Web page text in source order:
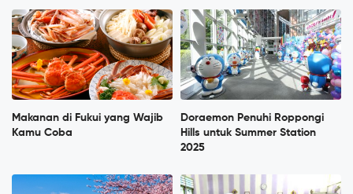
Makanan di Fukui yang Wajib
Kamu Coba
Doraemon Penuhi Roppongi
Hills untuk Summer Station
2025